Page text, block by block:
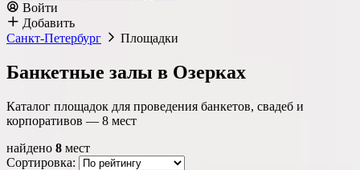
Войти
Добавить
Санкт-Петербург
Площадки
Банкетные залы в Озерках
Каталог площадок для проведения банкетов, свадеб и
корпоративов — 8 мест
найдено 8 мест
Сортировка: